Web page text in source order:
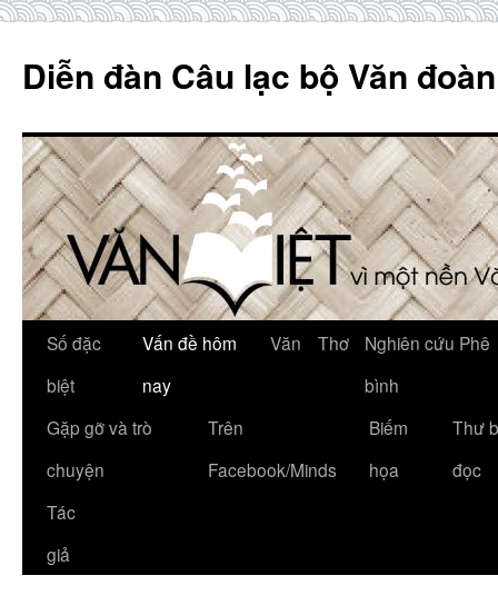
content
Diễn đàn Câu lạc bộ Văn
Số đặc
biệt
Vấn đề hôm
nay
Văn Thơ
Nghiên cứu Phê
bình
Gặp gỡ và trò
chuyện
Trên
Facebook/Minds
Biếm
họa
Thư
đọc
Tác
giả